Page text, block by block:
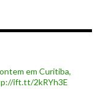
em Curitiba,
ift.tt/2kRYh3E